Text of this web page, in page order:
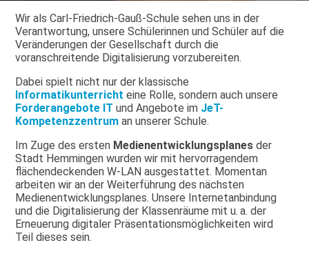
Wir als Carl-Friedrich-Gauß-Schule sehen uns in der
Verantwortung, unsere Schülerinnen und Schüler auf die
Veränderungen der Gesellschaft durch die
voranschreitende Digitalisierung vorzubereiten.
Dabei spielt nicht nur der klassische
Informatikunterrichteine Rolle, sondern auch unsere
Forderangebote IT und Angebote im JeT-
Kompetenzzentrum an unserer Schule.
Im Zuge des ersten Medienentwicklungsplanesder
Stadt Hemmingen wurden wir mit hervorragendem
flächendeckenden W-LAN ausgestattet. Momentan
arbeiten wir an der Weiterführung des nächsten
Medienentwicklungsplanes. Unsere Internetanbindung
und die Digitalisierung der Klassenräume mit u. a. der
Erneuerung digitaler Präsentationsmöglichkeiten wird
Teil dieses sein.